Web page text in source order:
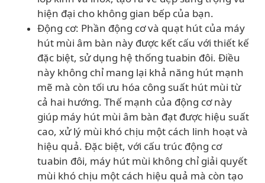
hiện đại cho không gian bếp của bạn.
Động cơ: Phần động cơ và quạt hút của máy
hút mùi âm bàn này được kết cấu với thiết kế
đặc biệt, sử dụng hệ thống tuabin đôi. Điều
này không chỉ mang lại khả năng hút mạnh
mẽ mà còn tối ưu hóa công suất hút mùi từ
cả hai hướng. Thế mạnh của động cơ này
giúp máy hút mùi âm bàn đạt được hiệu suất
cao, xử lý mùi khó chịu một cách linh hoạt và
hiệu quả. Đặc biệt, với cấu trúc động cơ
tuabin đôi, máy hút mùi không chỉ giải quyết
mùi khó chịu một cách hiệu quả mà còn tạo